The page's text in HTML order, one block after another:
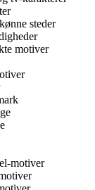
steder
motiver
motiver